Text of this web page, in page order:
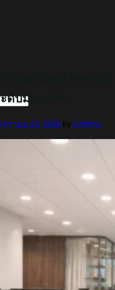
MR16 MR11
ดับมืออาชีพ
กราคม 23, 2026 by Lighting